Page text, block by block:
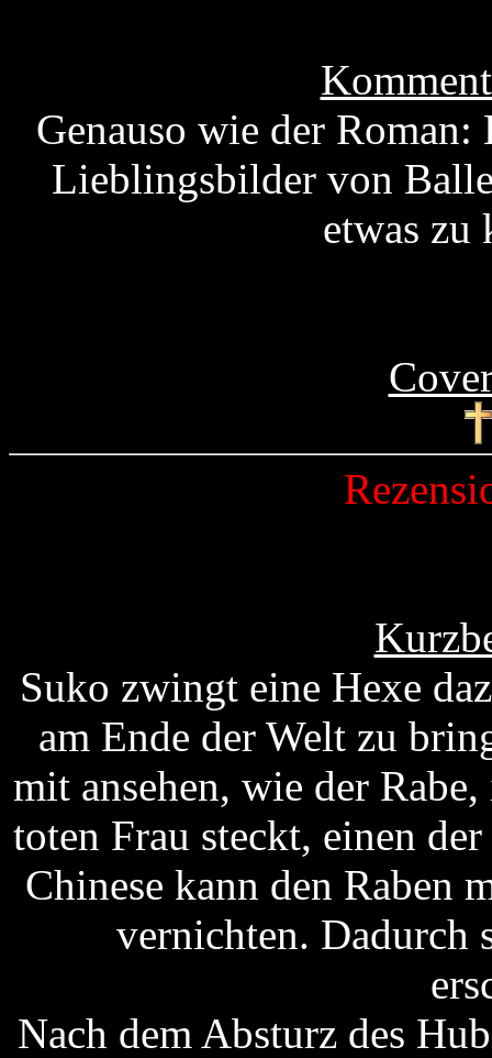
Genauso wie der
Lieblingsbilder von
etwas zu
Suko zwingt eine Hexe
am Ende der Welt zu
mit ansehen, wie der
toten Frau steckt, einen
Chinese kann den Raben
vernichten.
Nach dem Absturz des